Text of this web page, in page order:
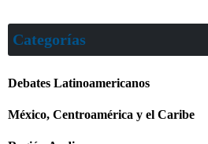
Categorías
Debates Latinoamericanos
México, Centroamérica y el Caribe